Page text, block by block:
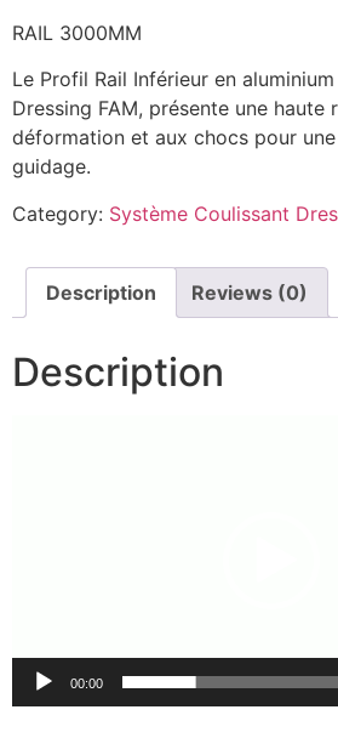
RAIL 3000MM
Le Profil Rail Inférieur en
Dressing FAM, présente une haute
déformation et aux chocs pour
guidage.
Category: Système Coulissant
Description Reviews (0)
Description
00:00